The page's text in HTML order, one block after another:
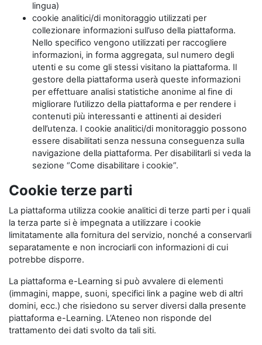
lingua)
cookie analitici/di monitoraggio utilizzati per
collezionare informazioni sull’uso della piattaforma.
Nello specifico vengono utilizzati per raccogliere
informazioni, in forma aggregata, sul numero degli
utenti e su come gli stessi visitano la piattaforma. Il
gestore della piattaforma userà queste informazioni
per effettuare analisi statistiche anonime al fine di
migliorare l’utilizzo della piattaforma e per rendere i
contenuti più interessanti e attinenti ai desideri
dell’utenza. I cookie analitici/di monitoraggio possono
essere disabilitati senza nessuna conseguenza sulla
navigazione della piattaforma. Per disabilitarli si veda la
sezione “Come disabilitare i cookie”.
Cookie terze parti
La piattaforma utilizza cookie analitici di terze parti per i quali
la terza parte si è impegnata a utilizzare i cookie
limitatamente alla fornitura del servizio, nonché a conservarli
separatamente e non incrociarli con informazioni di cui
potrebbe disporre.
La piattaforma e-Learning si può avvalere di elementi
(immagini, mappe, suoni, specifici link a pagine web di altri
domini, ecc.) che risiedono su server diversi dalla presente
piattaforma e-Learning. L’Ateneo non risponde del
trattamento dei dati svolto da tali siti.